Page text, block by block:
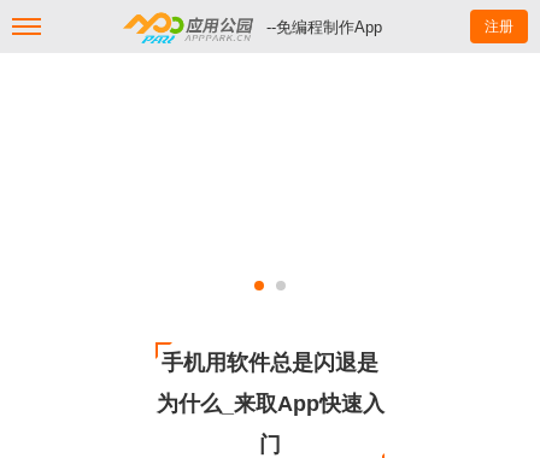
--免编程制作App 注册
手机用软件总是闪退是
为什么_来取App快速入
门